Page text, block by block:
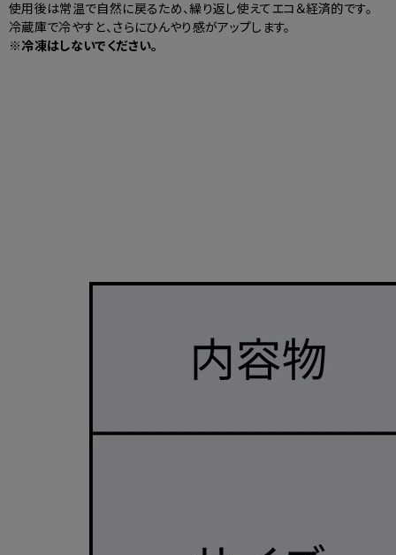
使用後は常温で自然に戻るため、繰り返し使えてエコ＆経済的です。
冷蔵庫で冷やすと、さらにひんやり感がアップします。
※冷凍はしないでください。